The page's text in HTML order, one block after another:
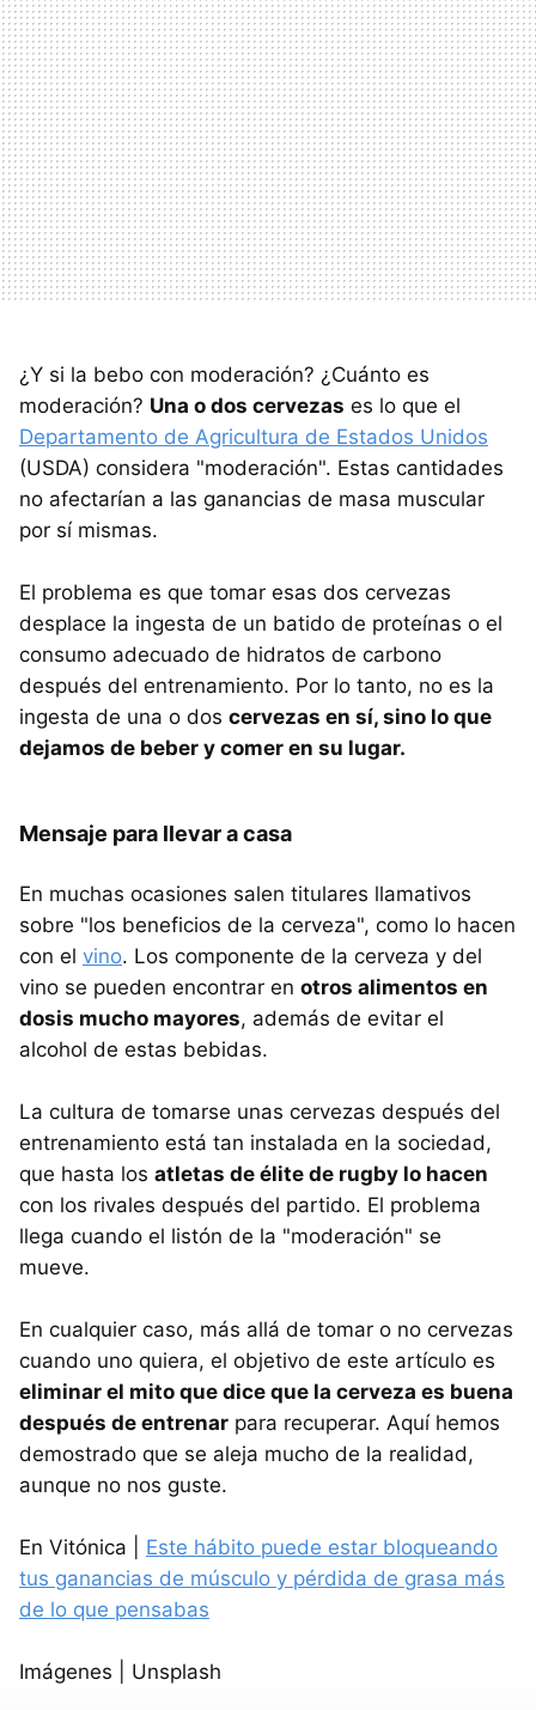
¿Y si la bebo con moderación? ¿Cuánto es
moderación? Una o dos cervezas es lo que el
Departamento de Agricultura de Estados Unidos
(USDA) considera "moderación". Estas cantidades
no afectarían a las ganancias de masa muscular
por sí mismas.
El problema es que tomar esas dos cervezas
desplace la ingesta de un batido de proteínas o el
consumo adecuado de hidratos de carbono
después del entrenamiento. Por lo tanto, no es la
ingesta de una o dos cervezas en sí, sino lo que
dejamos de beber y comer en su lugar.
Mensaje para llevar a casa
En muchas ocasiones salen titulares llamativos
sobre "los beneficios de la cerveza", como lo hacen
con el vino. Los componente de la cerveza y del
vino se pueden encontrar en otros alimentos en
dosis mucho mayores, además de evitar el
alcohol de estas bebidas.
La cultura de tomarse unas cervezas después del
entrenamiento está tan instalada en la sociedad,
que hasta los atletas de élite de rugby lo hacen
con los rivales después del partido. El problema
llega cuando el listón de la "moderación" se
mueve.
En cualquier caso, más allá de tomar o no cervezas
cuando uno quiera, el objetivo de este artículo es
eliminar el mito que dice que la cerveza es buena
después de entrenar para recuperar. Aquí hemos
demostrado que se aleja mucho de la realidad,
aunque no nos guste.
En Vitónica | Este hábito puede estar bloqueando
tus ganancias de músculo y pérdida de grasa más
de lo que pensabas
Imágenes | Unsplash